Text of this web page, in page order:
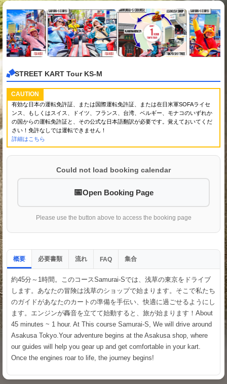
STREET KART Tour KS-M
CAUTION
有効な日本の運転免許証、または国際運転免許証、または在日米軍SOFAライセ
ンス、もしくはスイス、ドイツ、フランス、台湾、ベルギー、モナコのいずれか
の国からの運転免許証と、その公式な日本語翻訳が必要です。覚えておいてくだ
さい！免許なしでは運転できません！
詳細はこちら
Could not load booking calendar
Open Booking Page
Please use the button above to access the booking page
概要 必要書類 流れ FAQ 集合
約45分～1時間。このコースSamurai-Sでは、浅草の東京をドライブ
します。あなたの冒険は浅草のショップで始まります。そこで私たち
のガイドがあなたのカートの準備を手伝い、快適に過ごせるようにし
ます。エンジンが轟音を立てて始動すると、旅が始まります！About
45 minutes ~ 1 hour. At This course Samurai-S, We will drive around
Asakusa Tokyo.Your adventure begins at the Asakusa shop, where
our guides will help you gear up and get comfortable in your kart.
Once the engines roar to life, the journey begins!